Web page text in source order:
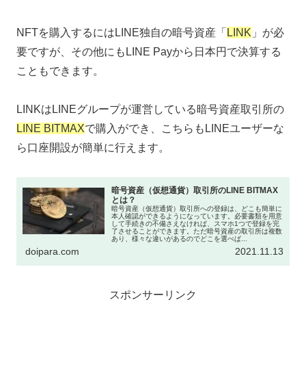
NFTを購入するにはLINE独自の暗号資産「 LINK 」が必
要ですが、その他にもLINE Payから日本円で決算する
こともできます。
LINKはLINEグループが運営している暗号資産取引所の
LINE BITMAXで購入ができ、こちらもLINEユーザーな
ら口座開設が簡単に行えます。
暗号資産（仮想通貨）取引所のLlNE BITMAX
とは？
暗号資産（仮想通貨）取引所への登録は、どこも簡単に
本人確認ができるようになっています。必要書類を用意
して手続きの不備さえなければ、スマホ1つで登録を完
了させることができます。ただ暗号資産の取引所は複数
あり、様々な違いがあるのでどこを選べば...
doipara.com 2021.11.13
スポンサーリンク